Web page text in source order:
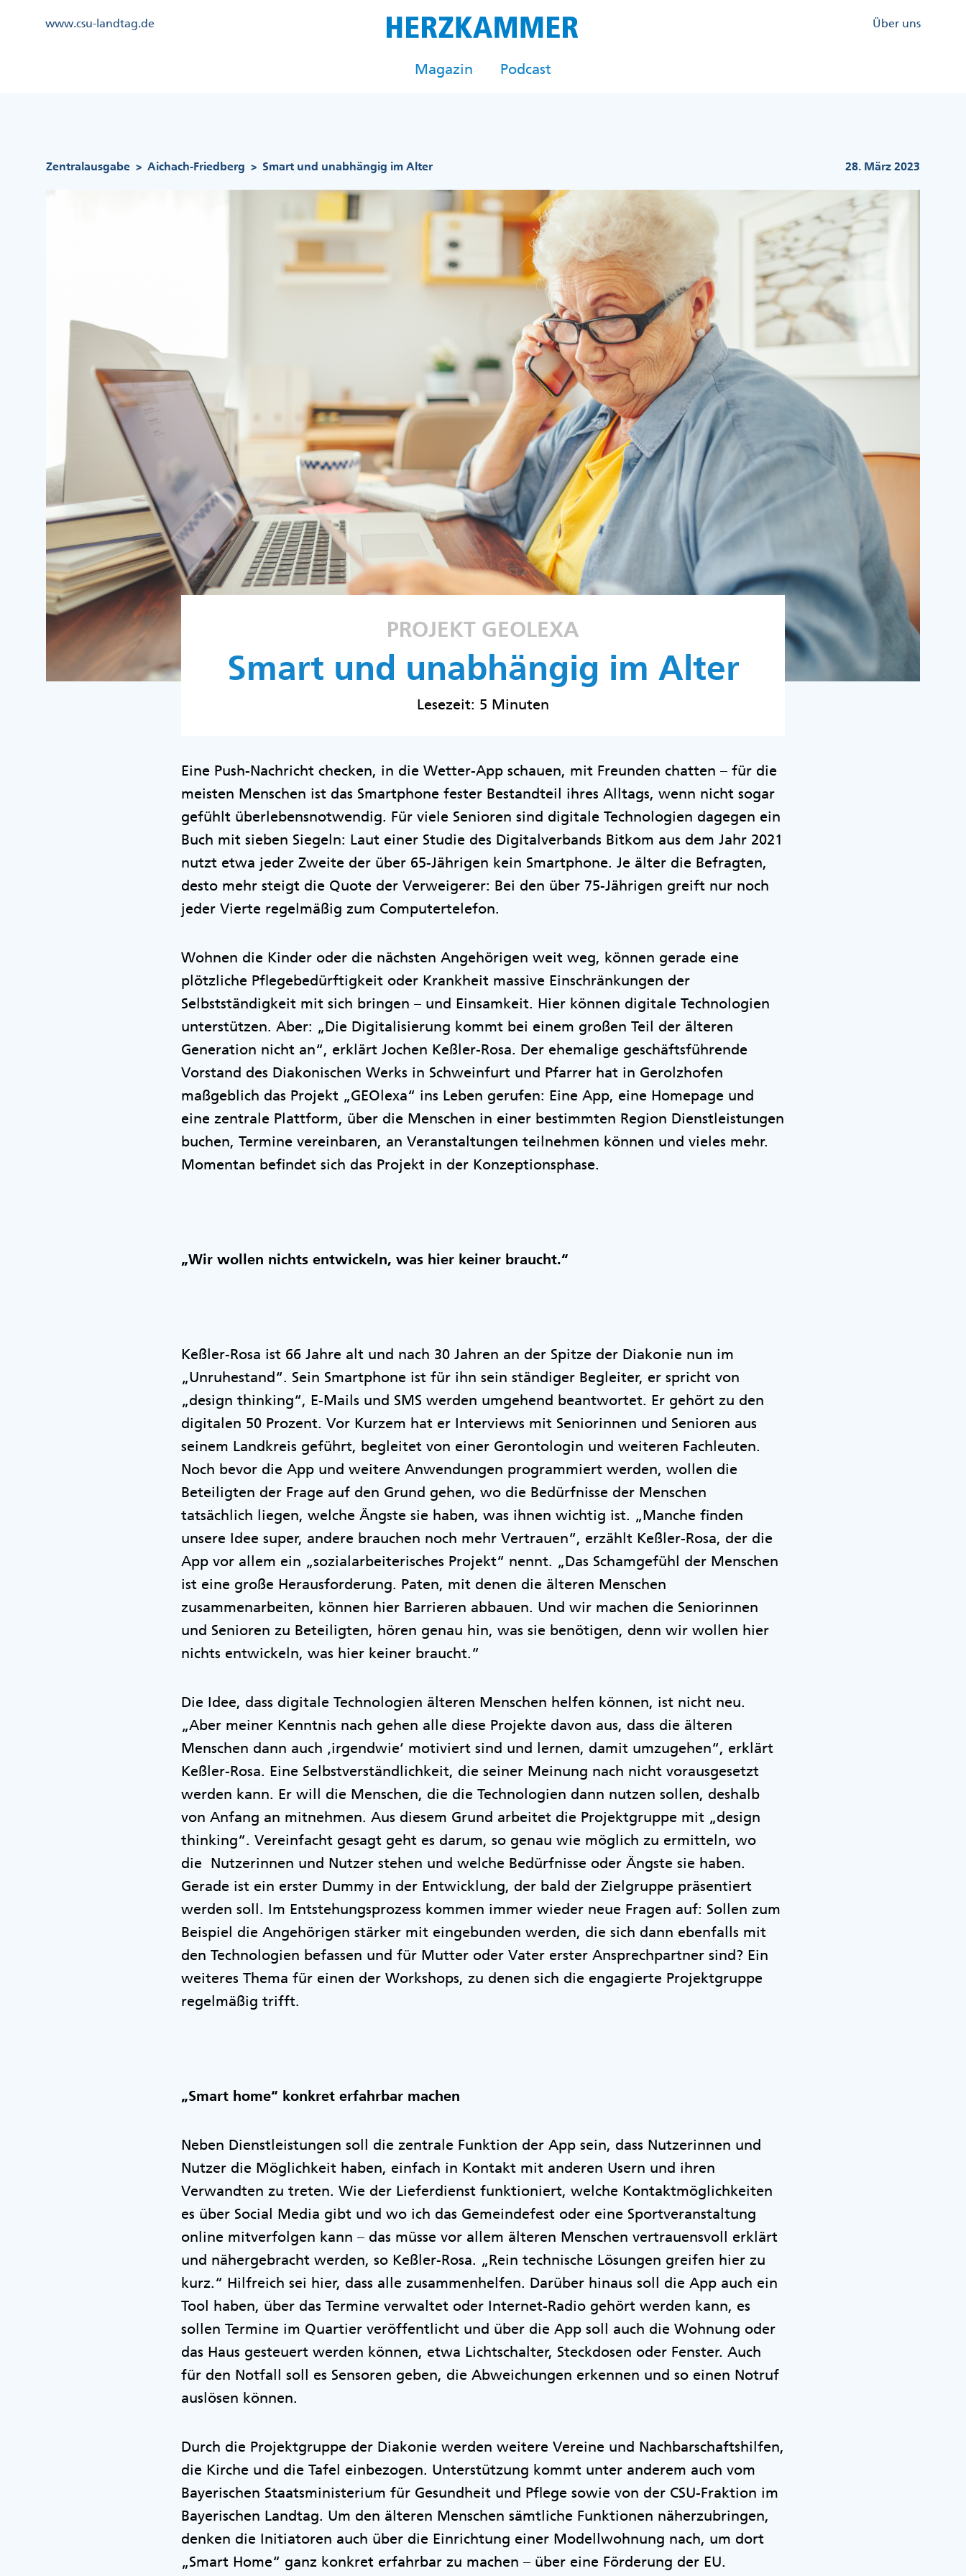
Kopfzeile
www.csu-landtag.de
Kopfzeile
Über uns
Magazin Podcast
Zentralausgabe > Aichach-Friedberg > Smart und unabhängig im Alter 28. März 2023
PROJEKT GEOLEXA
Smart und unabhängig im Alter
Lesezeit: 5 Minuten
Eine Push-Nachricht checken, in die Wetter-App schauen, mit Freunden chatten – für die
meisten Menschen ist das Smartphone fester Bestandteil ihres Alltags, wenn nicht sogar
gefühlt überlebensnotwendig. Für viele Senioren sind digitale Technologien dagegen ein
Buch mit sieben Siegeln: Laut einer Studie des Digitalverbands Bitkom aus dem Jahr 2021
nutzt etwa jeder Zweite der über 65-Jährigen kein Smartphone. Je älter die Befragten,
desto mehr steigt die Quote der Verweigerer: Bei den über 75-Jährigen greift nur noch
jeder Vierte regelmäßig zum Computertelefon.
Wohnen die Kinder oder die nächsten Angehörigen weit weg, können gerade eine
plötzliche Pflegebedürftigkeit oder Krankheit massive Einschränkungen der
Selbstständigkeit mit sich bringen – und Einsamkeit. Hier können digitale Technologien
unterstützen. Aber: „Die Digitalisierung kommt bei einem großen Teil der älteren
Generation nicht an“, erklärt Jochen Keßler-Rosa. Der ehemalige geschäftsführende
Vorstand des Diakonischen Werks in Schweinfurt und Pfarrer hat in Gerolzhofen
maßgeblich das Projekt „GEOlexa“ ins Leben gerufen: Eine App, eine Homepage und
eine zentrale Plattform, über die Menschen in einer bestimmten Region Dienstleistungen
buchen, Termine vereinbaren, an Veranstaltungen teilnehmen können und vieles mehr.
Momentan befindet sich das Projekt in der Konzeptionsphase.
„Wir wollen nichts entwickeln, was hier keiner braucht.“
Keßler-Rosa ist 66 Jahre alt und nach 30 Jahren an der Spitze der Diakonie nun im
„Unruhestand“. Sein Smartphone ist für ihn sein ständiger Begleiter, er spricht von
„design thinking“, E-Mails und SMS werden umgehend beantwortet. Er gehört zu den
digitalen 50 Prozent. Vor Kurzem hat er Interviews mit Seniorinnen und Senioren aus
seinem Landkreis geführt, begleitet von einer Gerontologin und weiteren Fachleuten.
Noch bevor die App und weitere Anwendungen programmiert werden, wollen die
Beteiligten der Frage auf den Grund gehen, wo die Bedürfnisse der Menschen
tatsächlich liegen, welche Ängste sie haben, was ihnen wichtig ist. „Manche finden
unsere Idee super, andere brauchen noch mehr Vertrauen“, erzählt Keßler-Rosa, der die
App vor allem ein „sozialarbeiterisches Projekt“ nennt. „Das Schamgefühl der Menschen
ist eine große Herausforderung. Paten, mit denen die älteren Menschen
zusammenarbeiten, können hier Barrieren abbauen. Und wir machen die Seniorinnen
und Senioren zu Beteiligten, hören genau hin, was sie benötigen, denn wir wollen hier
nichts entwickeln, was hier keiner braucht.“
Die Idee, dass digitale Technologien älteren Menschen helfen können, ist nicht neu.
„Aber meiner Kenntnis nach gehen alle diese Projekte davon aus, dass die älteren
Menschen dann auch ‚irgendwie‘ motiviert sind und lernen, damit umzugehen“, erklärt
Keßler-Rosa. Eine Selbstverständlichkeit, die seiner Meinung nach nicht vorausgesetzt
werden kann. Er will die Menschen, die die Technologien dann nutzen sollen, deshalb
von Anfang an mitnehmen. Aus diesem Grund arbeitet die Projektgruppe mit „design
thinking“. Vereinfacht gesagt geht es darum, so genau wie möglich zu ermitteln, wo
die Nutzerinnen und Nutzer stehen und welche Bedürfnisse oder Ängste sie haben.
Gerade ist ein erster Dummy in der Entwicklung, der bald der Zielgruppe präsentiert
werden soll. Im Entstehungsprozess kommen immer wieder neue Fragen auf: Sollen zum
Beispiel die Angehörigen stärker mit eingebunden werden, die sich dann ebenfalls mit
den Technologien befassen und für Mutter oder Vater erster Ansprechpartner sind? Ein
weiteres Thema für einen der Workshops, zu denen sich die engagierte Projektgruppe
regelmäßig trifft.
„Smart home“ konkret erfahrbar machen
Neben Dienstleistungen soll die zentrale Funktion der App sein, dass Nutzerinnen und
Nutzer die Möglichkeit haben, einfach in Kontakt mit anderen Usern und ihren
Verwandten zu treten. Wie der Lieferdienst funktioniert, welche Kontaktmöglichkeiten
es über Social Media gibt und wo ich das Gemeindefest oder eine Sportveranstaltung
online mitverfolgen kann – das müsse vor allem älteren Menschen vertrauensvoll erklärt
und nähergebracht werden, so Keßler-Rosa. „Rein technische Lösungen greifen hier zu
kurz.“ Hilfreich sei hier, dass alle zusammenhelfen. Darüber hinaus soll die App auch ein
Tool haben, über das Termine verwaltet oder Internet-Radio gehört werden kann, es
sollen Termine im Quartier veröffentlicht und über die App soll auch die Wohnung oder
das Haus gesteuert werden können, etwa Lichtschalter, Steckdosen oder Fenster. Auch
für den Notfall soll es Sensoren geben, die Abweichungen erkennen und so einen Notruf
auslösen können.
Durch die Projektgruppe der Diakonie werden weitere Vereine und Nachbarschaftshilfen,
die Kirche und die Tafel einbezogen. Unterstützung kommt unter anderem auch vom
Bayerischen Staatsministerium für Gesundheit und Pflege sowie von der CSU-Fraktion im
Bayerischen Landtag. Um den älteren Menschen sämtliche Funktionen näherzubringen,
denken die Initiatoren auch über die Einrichtung einer Modellwohnung nach, um dort
„Smart Home“ ganz konkret erfahrbar zu machen – über eine Förderung der EU.